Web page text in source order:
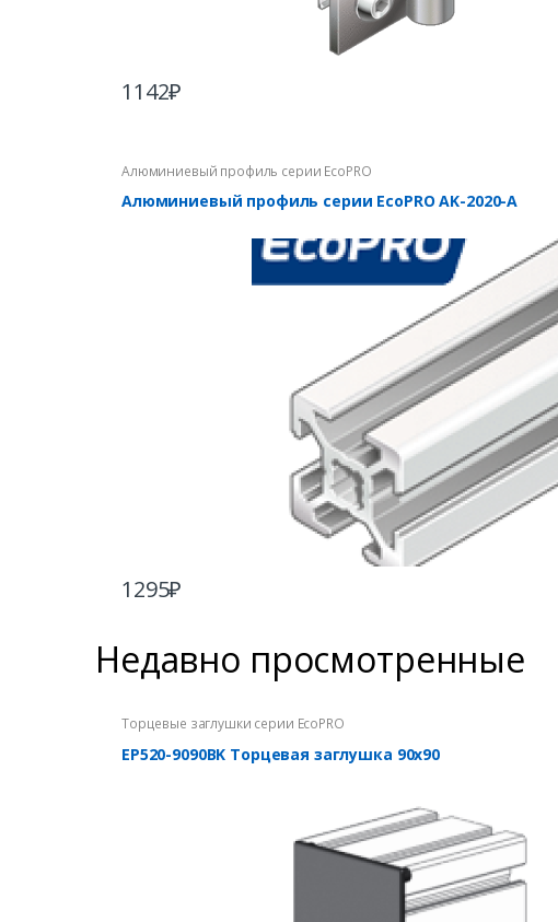
1142₽
Алюминиевый профиль серии EcoPRO
Алюминиевый профиль серии EcoPRO AK-2020-A
1295₽
Недавно просмотренные
Торцевые заглушки серии EcoPRO
EP520-9090BK Торцевая заглушка 90х90